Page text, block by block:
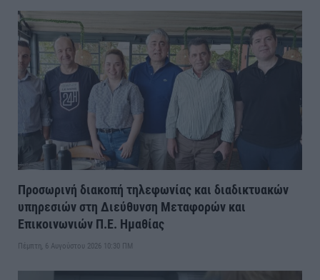
Προσωρινή διακοπή τηλεφωνίας και διαδικτυακών
υπηρεσιών στη Διεύθυνση Μεταφορών και
Επικοινωνιών Π.Ε. Ημαθίας
Πέμπτη, 6 Αυγούστου 2026 10:30 ΠΜ